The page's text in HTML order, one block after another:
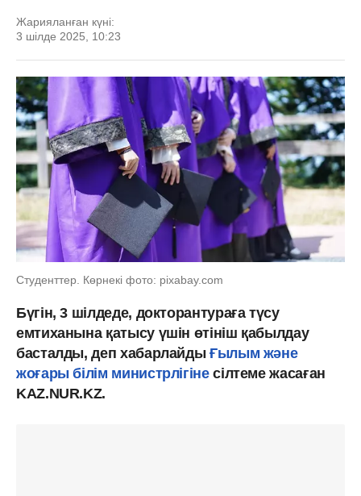
Жарияланған күні:
3 шілде 2025, 10:23
Студенттер. Көрнекі фото: pixabay.com
Бүгін, 3 шілдеде, докторантураға түсу
емтиханына қатысу үшін өтініш қабылдау
басталды, деп хабарлайды Ғылым және
жоғары білім министрлігінесілтеме жасаған
KAZ.NUR.KZ.